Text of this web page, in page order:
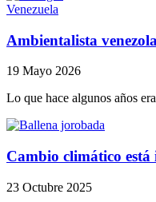
Venezuela
Ambientalista
19 Mayo 2026
Lo que hace algunos años
Cambio climático
23 Octubre 2025